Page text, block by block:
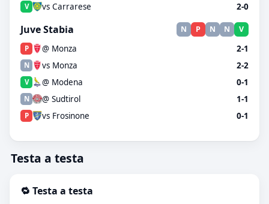
V vs Carrarese 2-0
Juve Stabia N P N N V
P @ Monza 2-1
N vs Monza 2-2
V @ Modena 0-1
N @ Sudtirol 1-1
P vs Frosinone 0-1
Testa a testa
🔁 Testa a testa